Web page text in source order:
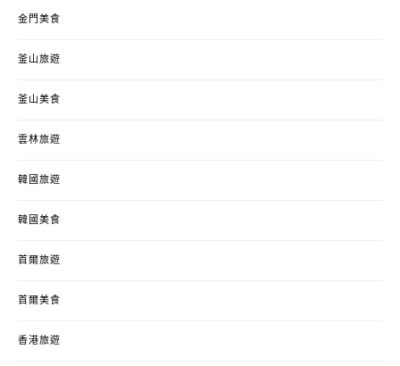
金門美食
釜山旅遊
釜山美食
雲林旅遊
韓國旅遊
韓國美食
首爾旅遊
首爾美食
香港旅遊